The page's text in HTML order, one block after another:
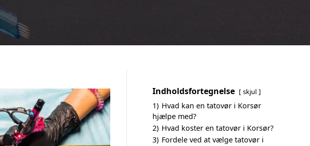
Indholdsfortegnelse skjul
1) Hvad kan en tatovør i Korsør
hjælpe med?
2) Hvad koster en tatovør i Korsør?
3) Fordele ved at vælge tatovør i